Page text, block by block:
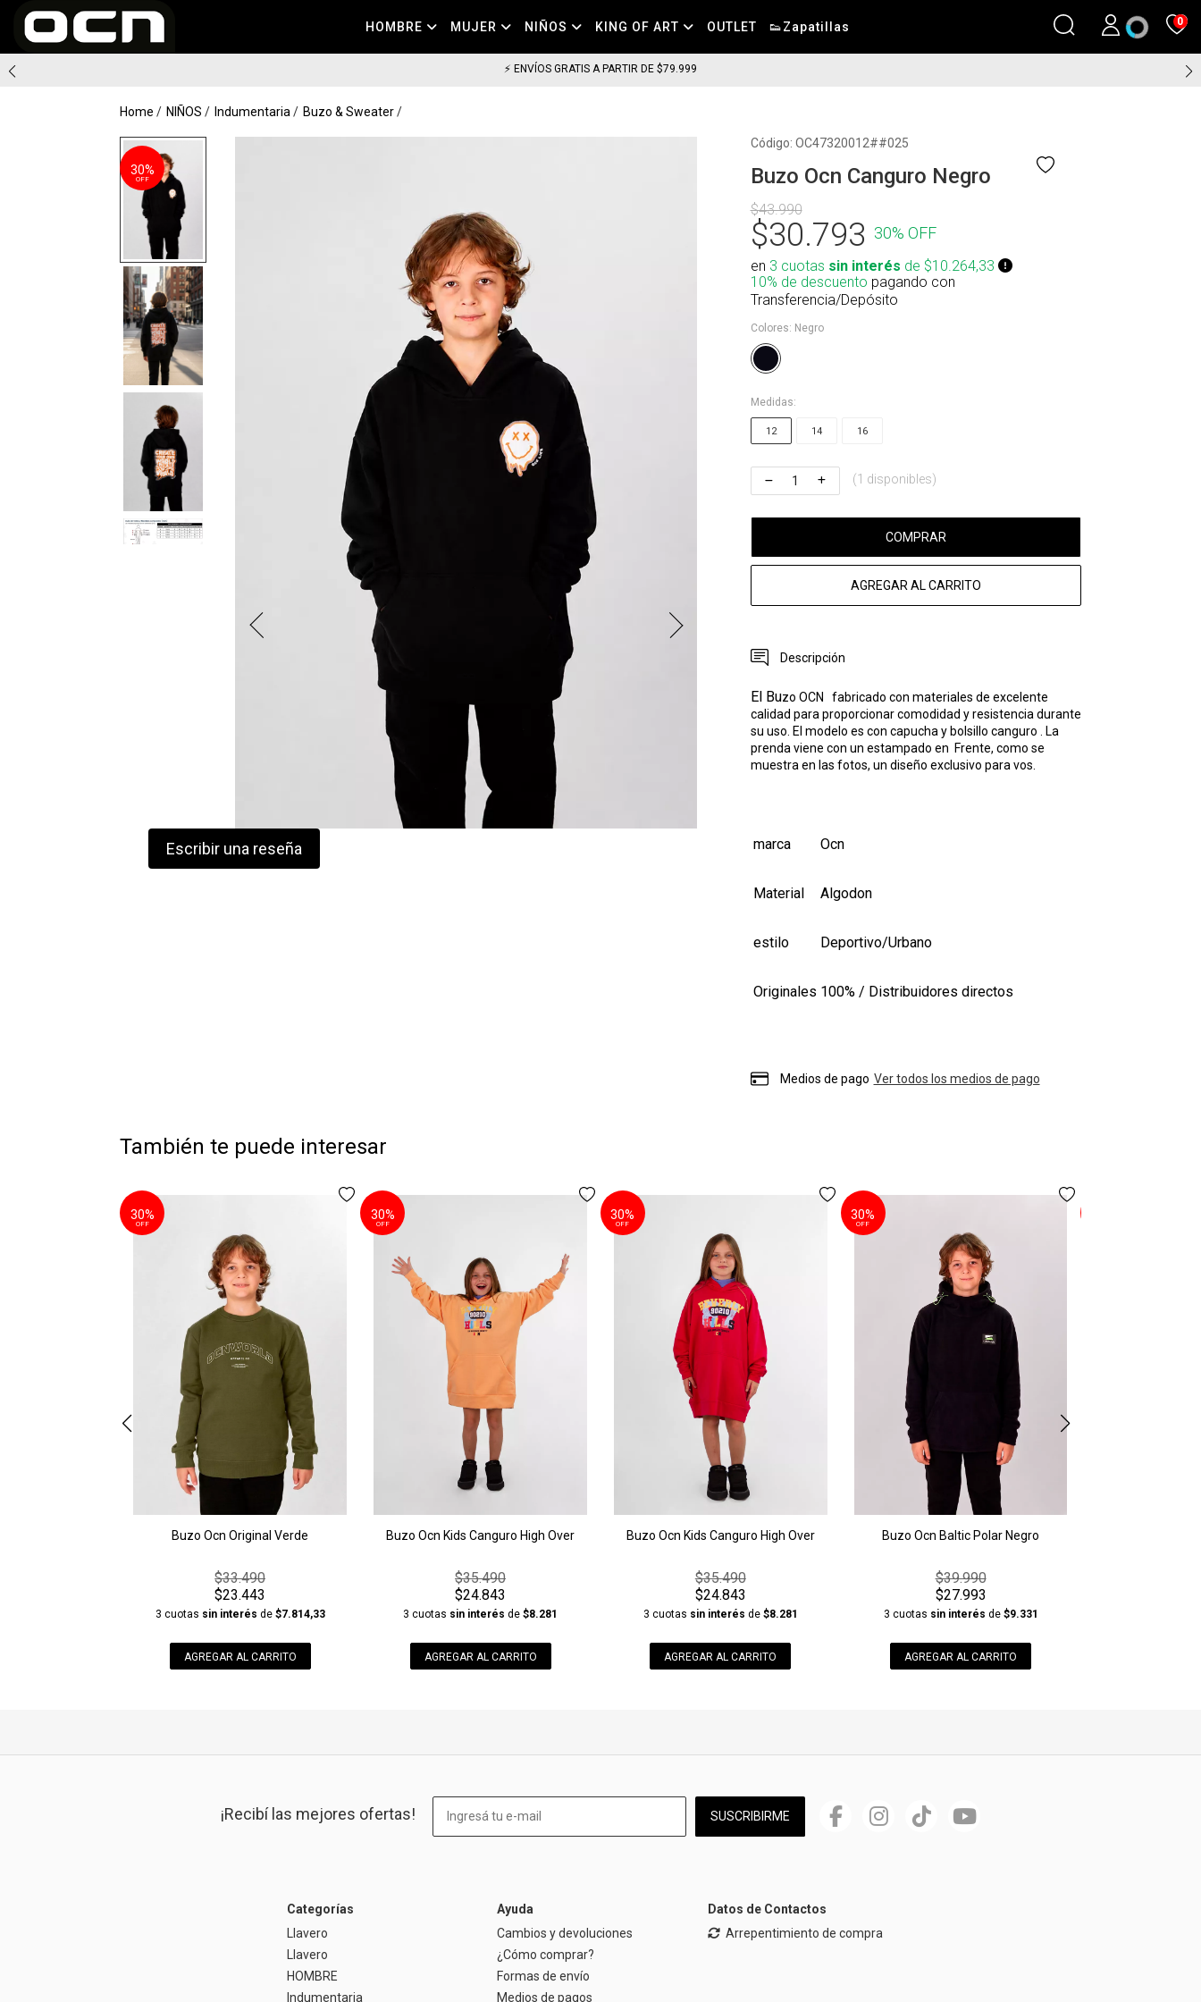
HOMBRE MUJER NIÑOS KING OF ART OUTLET 👟Zapatillas 0
⚡ ENVÍOS GRATIS A PARTIR DE $79.999
Home NIÑOS Indumentaria Buzo & Sweater
Código: OC47320012##025
Buzo Ocn Canguro Negro
$43.990
$30.793 30% OFF
en 3 cuotas sin interés de $10.264,33
10% de descuento pagando con
Transferencia/Depósito
Colores: Negro
Medidas:
12 14 16
(1 disponibles)
COMPRAR
AGREGAR AL CARRITO
Descripción
El Buzo OCN
fabricado con materiales de excelente
calidad para proporcionar comodidad y resistencia durante
su uso El modelo es con capucha y bolsillo canguro . La
prenda viene con un estampado en Frente, como se
muestra en las fotos, un diseño exclusivo para vos.
marca Ocn
Material Algodon
estilo Deportivo/Urbano
Originales 100% / Distribuidores directos
Medios de pago Ver todos los medios de pago
30%
OFF
Escribir una reseña
También te puede interesar
Buzo Ocn Original Verde
30%
OFF
$33.490
$23.443
3 cuotas sin interés de $7.814,33
AGREGAR AL CARRITO
Buzo Ocn Kids Canguro High Over
30%
OFF
$35.490
$24.843
3 cuotas sin interés de$8.281
AGREGAR AL CARRITO
Buzo Ocn Kids Canguro High Over
30%
OFF
$35.490
$24.843
3 cuotas sin interés de $8.281
AGREGAR AL CARRITO
Buzo Ocn Baltic Polar Negro
30%
OFF
$39.990
$27.993
3 cuotas sin interés de $9.331
AGREGAR AL CARRITO
¡Recibí las mejores ofertas! SUSCRIBIRME
Categorías
Llavero
Llavero
HOMBRE
Indumentaria
Ayuda
Cambios y devoluciones
¿Cómo comprar?
Formas de envío
Medios de pagos
Datos de Contactos
Arrepentimiento de compra